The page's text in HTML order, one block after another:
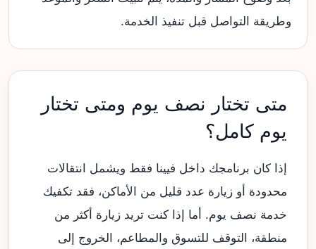
وطريقة التواصل قبل تنفيذ الخدمة.
متى تختار نصف يوم ومتى تختار
يوم كامل؟
إذا كان برنامجك داخل فيينا فقط ويشمل انتقالات
محدودة أو زيارة عدد قليل من الأماكن، فقد تكفيك
خدمة نصف يوم. أما إذا كنت تريد زيارة أكثر من
منطقة، التوقف للتسوق والمطاعم، الخروج إلى